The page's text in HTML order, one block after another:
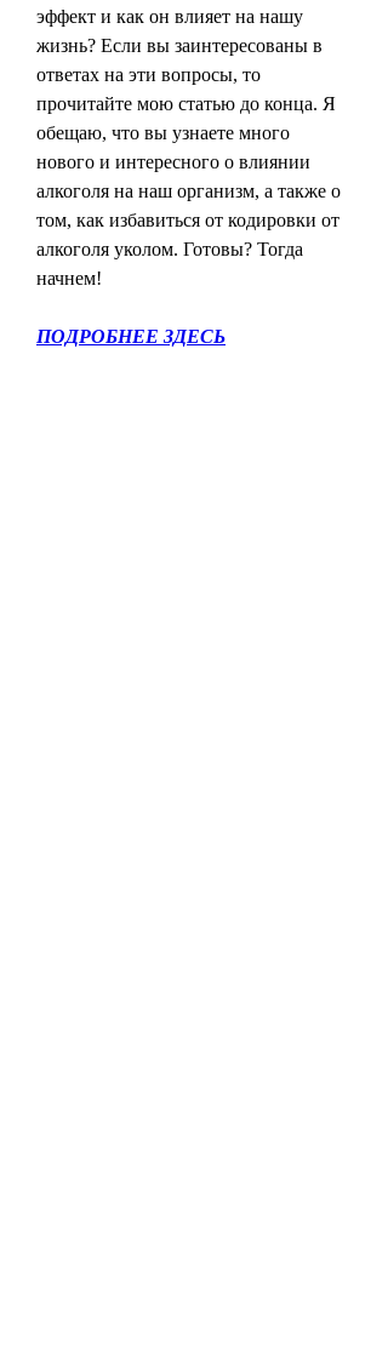
эффект и как он влияет на нашу
жизнь? Если вы заинтересованы в
ответах на эти вопросы, то
прочитайте мою статью до конца. Я
обещаю, что вы узнаете много
нового и интересного о влиянии
алкоголя на наш организм, а также о
том, как избавиться от кодировки от
алкоголя уколом. Готовы? Тогда
начнем!
ПОДРОБНЕЕ ЗДЕСЬ